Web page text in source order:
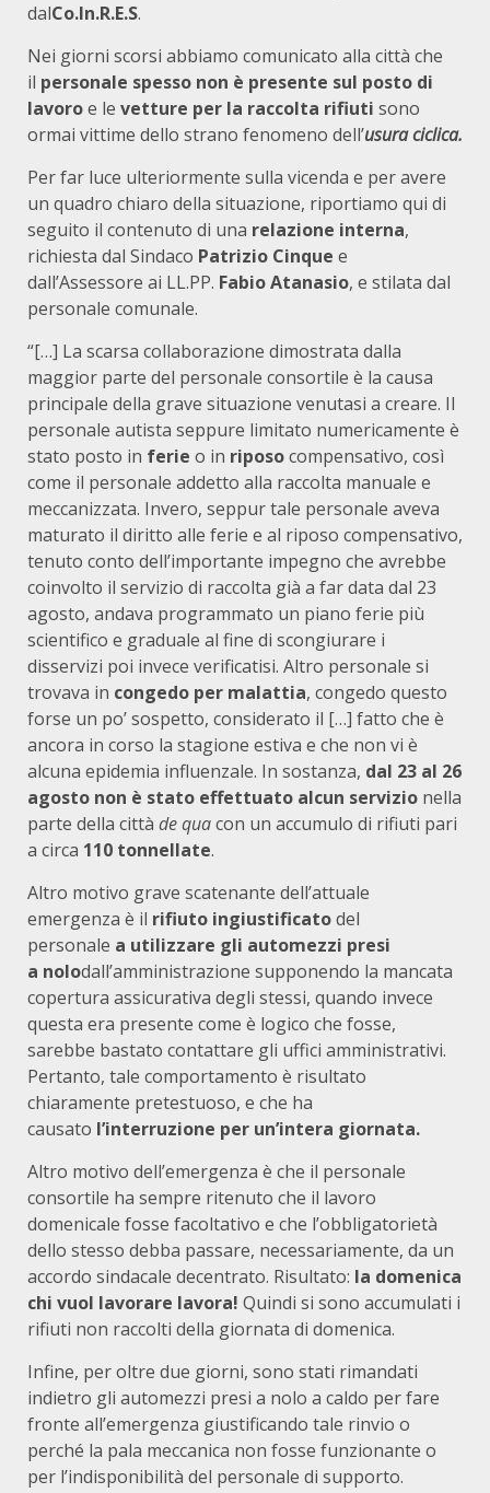
dalCo.In.R.E.S.
Nei giorni scorsi abbiamo comunicato alla città che
il personale spesso non è presente sul posto di
lavoroe le vetture per la raccolta rifiuti sono
ormai vittime dello strano fenomeno dell’usura ciclica.
Per far luce ulteriormente sulla vicenda e per avere
un quadro chiaro della situazione, riportiamo qui di
seguito il contenuto di una relazione interna,
richiesta dal Sindaco Patrizio Cinque e
dall’Assessore ai LL.PP. Fabio Atanasio, e stilata dal
personale comunale.
“[…] La scarsa collaborazione dimostrata dalla
maggior parte del personale consortile è la causa
principale della grave situazione venutasi a creare. Il
personale autista seppure limitato numericamente è
stato posto in ferie o in riposocompensativo, così
come il personale addetto alla raccolta manuale e
meccanizzata. Invero, seppur tale personale aveva
maturato il diritto alle ferie e al riposo compensativo,
tenuto conto dell’importante impegno che avrebbe
coinvolto il servizio di raccolta già a far data dal 23
agosto, andava programmato un piano ferie più
scientifico e graduale al fine di scongiurare i
disservizi poi invece verificatisi. Altro personale si
trovava in congedo per malattia, congedo questo
forse un po’ sospetto, considerato il […] fatto che è
ancora in corso la stagione estiva e che non vi è
alcuna epidemia influenzale. In sostanza, dal 23 al 26
agosto non è stato effettuato alcun servizio nella
parte della città de quacon un accumulo di rifiuti pari
a circa 110 tonnellate.
Altro motivo grave scatenante dell’attuale
emergenza è il rifiuto ingiustificatodel
personale a utilizzare gli automezzi presi
a nolodall’amministrazione supponendo la mancata
copertura assicurativa degli stessi, quando invece
questa era presente come è logico che fosse,
sarebbe bastato contattare gli uffici amministrativi.
Pertanto, tale comportamento è risultato
chiaramente pretestuoso, e che ha
causato l’interruzione per un’intera giornata.
Altro motivo dell’emergenza è che il personale
consortile ha sempre ritenuto che il lavoro
domenicale fosse facoltativo e che l’obbligatorietà
dello stesso debba passare, necessariamente, da un
accordo sindacale decentrato. Risultato: la domenica
chi vuol lavorare lavora! Quindi si sono accumulati i
rifiuti non raccolti della giornata di domenica.
Infine, per oltre due giorni, sono stati rimandati
indietro gli automezzi presi a nolo a caldo per fare
fronte all’emergenza giustificando tale rinvio o
perché la pala meccanica non fosse funzionante o
per l’indisponibilità del personale di supporto.